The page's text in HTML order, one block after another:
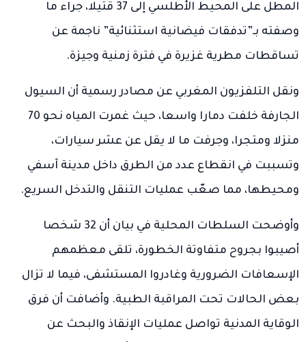
المطل على المحيط الأطلسي إلى 37 قتيلا، جراء ما
وصفته بـ”تدفقات فيضانية استثنائية” ناجمة عن
تساقطات مطرية غزيرة في فترة زمنية وجيزة.
ونقل التلفزيون المغربي عن مصادر رسمية أن السيول
الجارفة خلفت دمارا واسعا، حيث غمرت المياه نحو 70
منزلا ومتجرا، وجرفت ما لا يقل عن عشر سيارات،
وتسببت في انقطاع عدد من الطرق داخل مدينة آسفي
ومحيطها، مما صعّب عمليات التنقل والتدخل السريع.
وأوضحت السلطات المحلية في بيان أن 32 شخصا
أصيبوا بجروح متفاوتة الخطورة، تلقى معظمهم
الإسعافات الضرورية وغادروا المستشفى، فيما لا تزال
بعض الحالات تحت المراقبة الطبية. وأضافت أن فرق
الوقاية المدنية تواصل عمليات الإنقاذ والبحث عن